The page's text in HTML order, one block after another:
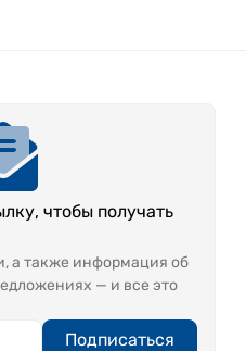
H,SiO, - 51,3 мг/л.
0,5 г/л.
чтобы получать
а также информация об
— и все это
Подписаться